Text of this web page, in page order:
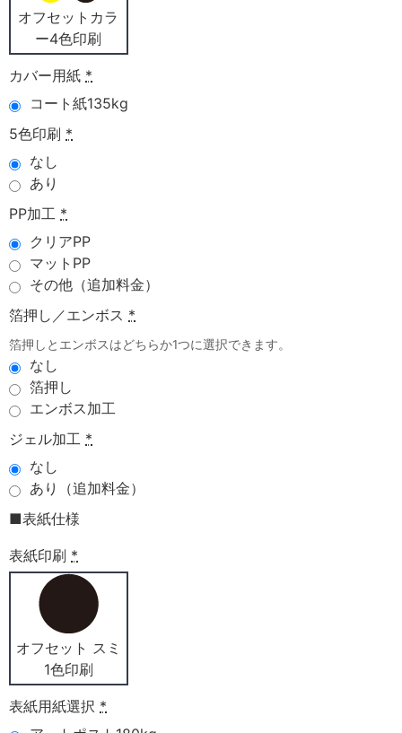
オフセットカラ
ー4色印刷
カバー用紙 *
コート紙135kg
5色印刷 *
なし
あり
PP加工 *
クリアPP
マットPP
その他（追加料金）
箔押し／エンボス *
箔押しとエンボスはどちらか1つに選択できます。
なし
箔押し
エンボス加工
ジェル加工 *
なし
あり（追加料金）
■表紙仕様
表紙印刷 *
オフセット スミ
1色印刷
表紙用紙選択 *